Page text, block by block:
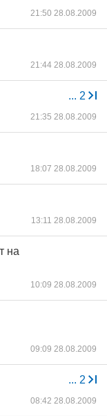
21:50 28.08.2009
21:44 28.08.2009
... 2
21:35 28.08.2009
18:07 28.08.2009
13:11 28.08.2009
на
10:09 28.08.2009
09:09 28.08.2009
... 2
08:42 28.08.2009